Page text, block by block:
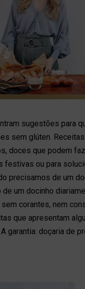
sugestões para
sem glúten.
doces que podem
festivas ou para
precisamos de um
de um docinho
corantes, nem
que apresentam
garantia: doçaria de